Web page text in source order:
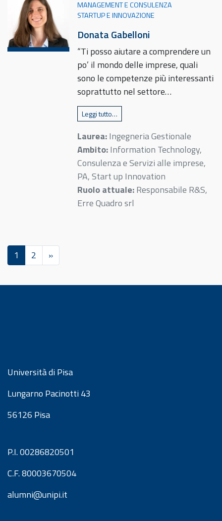
MANAGEMENT E CONSULENZA
STARTUP E INNOVAZIONE
Donata Gabelloni
“Ti posso aiutare a comprendere un
po’ il mondo delle imprese, quali
sono le competenze più interessanti
soprattutto nel settore…
Leggi tutto…
Laurea:Ingegneria Gestionale
Ambito:Information Technology,
Consulenza e Servizi alle imprese,
PA, Start up Innovation
Ruolo attuale:Responsabile R&S,
Erre Quadro srl
1 2 »
Università di Pisa
Lungarno Pacinotti 43
56126 Pisa
P.I. 00286820501
C.F. 80003670504
alumni@unipi.it